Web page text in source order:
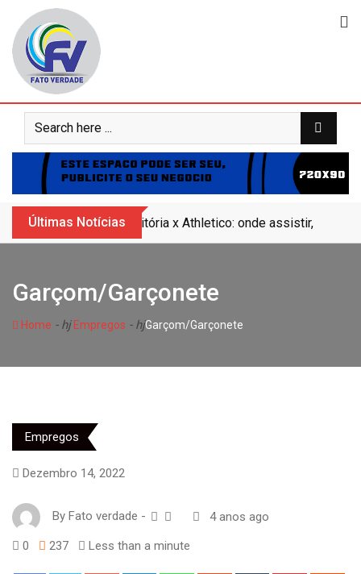
content
Últimas Notícias Vitória x Athletico: onde assistir,
Garçom/Garçonete
Home - hjEmpregos - hjGarçom/Garçonete
Empregos
Dezembro 14, 2022
By Fato verdade - 4 anos ago
0 237 Less than a minute